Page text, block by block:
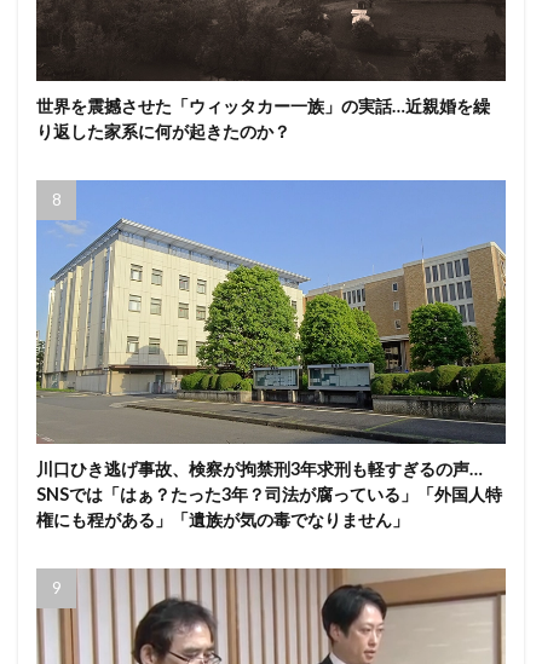
世界を震撼させた「ウィッタカー一族」の実話…近親婚を繰
り返した家系に何が起きたのか？
川口ひき逃げ事故、検察が拘禁刑3年求刑も軽すぎるの声…
SNSでは「はぁ？たった3年？司法が腐っている」「外国人特
権にも程がある」「遺族が気の毒でなりません」